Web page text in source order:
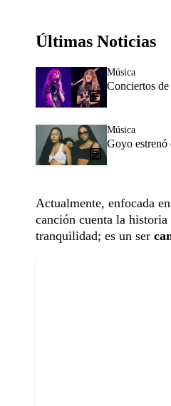
Últimas Noticias
Música
Conciertos
Música
Goyo estrenó
Actualmente, enfocada
canción cuenta la
tranquilidad; es un ser